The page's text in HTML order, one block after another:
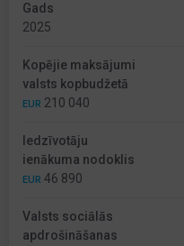
Gads
2025
Kopējie maksājumi
valsts kopbudžetā
EUR 210 040
Iedzīvotāju
ienākuma nodoklis
EUR 46 890
Valsts sociālās
apdrošināšanas